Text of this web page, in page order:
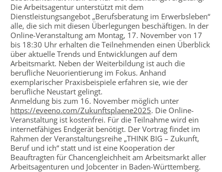
Die Arbeitsagentur unterstützt mit dem
Dienstleistungsangebot „Berufsberatung im Erwerbsleben“
alle, die sich mit diesen Überlegungen beschäftigen. In der
Online-Veranstaltung am Montag, 17. November von 17
bis 18:30 Uhr erhalten die Teilnehmenden einen Überblick
über aktuelle Trends und Entwicklungen auf dem
Arbeitsmarkt. Neben der Weiterbildung ist auch die
berufliche Neuorientierung im Fokus. Anhand
exemplarischer Praxisbeispiele erfahren sie, wie der
berufliche Neustart gelingt.
Anmeldung bis zum 16. November möglich unter
https://eveeno.com/Zukunftsplaene2025. Die Online-
Veranstaltung ist kostenfrei. Für die Teilnahme wird ein
internetfähiges Endgerät benötigt. Der Vortrag findet im
Rahmen der Veranstaltungsreihe „THINK BIG – Zukunft,
Beruf und ich“ statt und ist eine Kooperation der
Beauftragten für Chancengleichheit am Arbeitsmarkt aller
Arbeitsagenturen und Jobcenter in Baden-Württemberg.